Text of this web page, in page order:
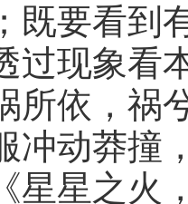
既要看到
过现象看
所依，祸
冲动莽撞
星星之火